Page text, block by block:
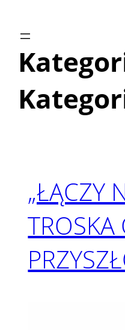
„ŁĄCZY
TROSKA